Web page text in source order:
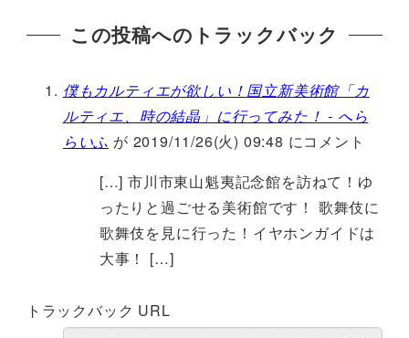
この投稿へのトラックバック
僕もカルティエが欲しい！国立新美術館「カ
ルティエ、時の結晶」に行ってみた！ - へら
らいふ が 2019/11/26(火) 09:48 にコメント
[…] 市川市東山魁夷記念館を訪ねて！ゆ
ったりと過ごせる美術館です！ 歌舞伎に
歌舞伎を見に行った！イヤホンガイドは
大事！ […]
トラックバック URL